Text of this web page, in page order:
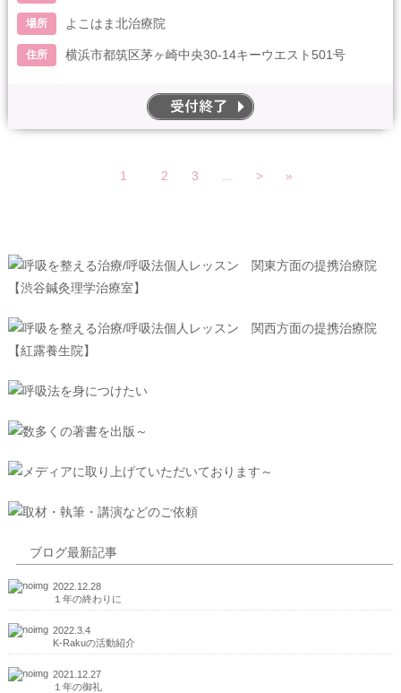
場所 よこはま北治療院
住所 横浜市都筑区茅ヶ崎中央30-14キーウエスト501号
1 2 3 > »
ブログ最新記事
2022.12.28
１年の終わりに
2022.3.4
K-Rakuの活動紹介
2021.12.27
１年の御礼